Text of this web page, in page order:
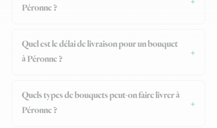
Péronne ?
Quel est le délai de livraison pour un bouquet
à Péronne ?
Quels types de bouquets peut-on faire livrer à
Péronne ?